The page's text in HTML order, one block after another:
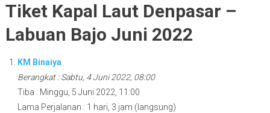
Tiket Kapal Laut Denpasar –
Labuan Bajo Juni 2022
KM Binaiya
Berangkat : Sabtu, 4 Juni 2022, 08:00
Tiba : Minggu, 5 Juni 2022, 11:00
Lama Perjalanan : 1 hari, 3 jam (langsung)